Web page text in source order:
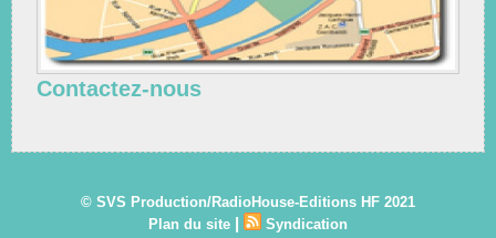
Contactez-nous
© SVS Production/RadioHouse-Editions HF 2021
Plan du site | Syndication